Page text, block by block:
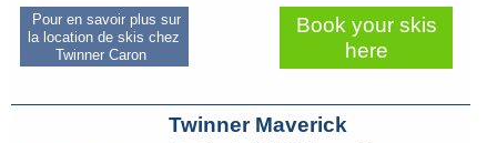
Pour en savoir plus sur
la location de skis chez
Twinner Caron
Book your skis
here
Twinner Maverick